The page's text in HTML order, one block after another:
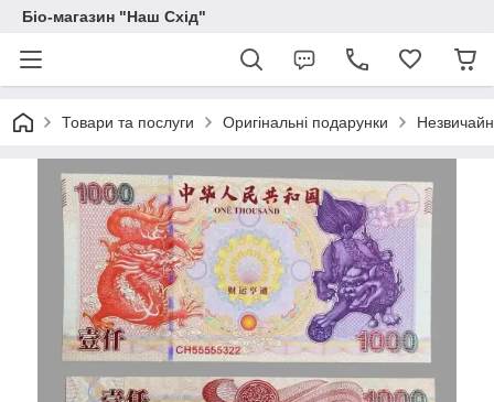
Біо-магазин "Наш Схід"
Товари та послуги Оригінальні подарунки